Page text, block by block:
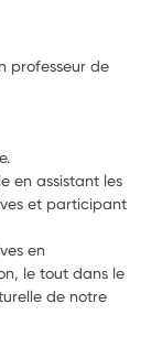
professeur de
en assistant les
et participant
en
le tout dans le
de notre